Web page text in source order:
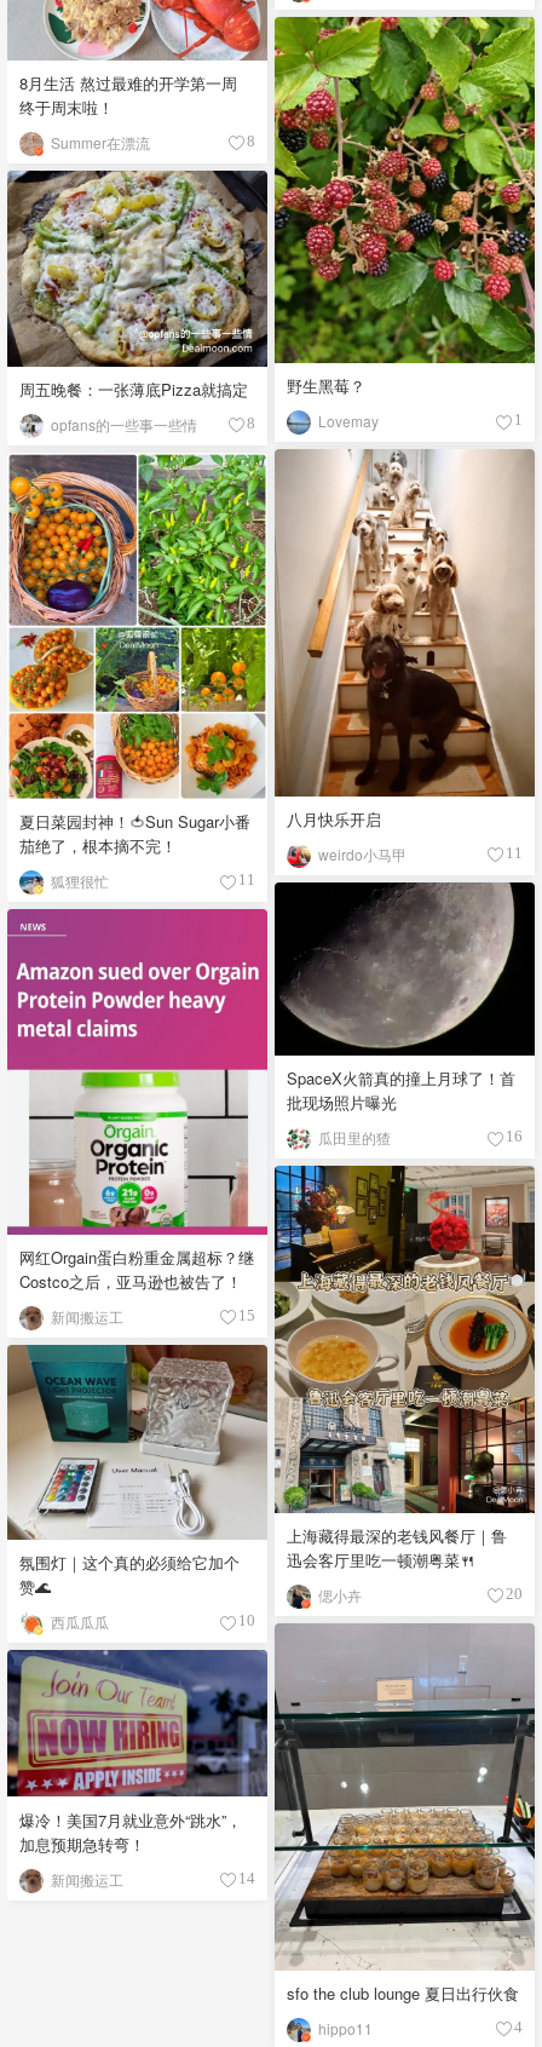
8月生活 熬过最难的开学第一周
终于周末啦！
Summer在漂流 8
野生黑莓？
Lovemay 1
周五晚餐：一张薄底Pizza就搞定
opfans的一些事一些情 8
八月快乐开启
weirdo小马甲 11
夏日菜园封神！🍅Sun Sugar小番
茄绝了，根本摘不完！
狐狸很忙 11
SpaceX火箭真的撞上月球了！首
批现场照片曝光
瓜田里的猹 16
网红Orgain蛋白粉重金属超标？继
Costco之后，亚马逊也被告了！
新闻搬运工 15
上海藏得最深的老钱风餐厅｜鲁
迅会客厅里吃一顿潮粤菜🍴
偲小卉 20
氛围灯｜这个真的必须给它加个
赞🌊
西瓜瓜瓜 10
sfo the club lounge 夏日出行伙食
hippo11 4
爆冷！美国7月就业意外“跳水”，
加息预期急转弯！
新闻搬运工 14